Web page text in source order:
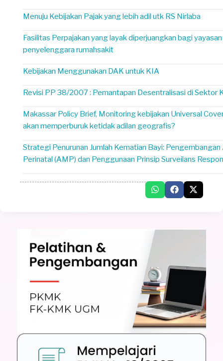
Menuju Kebijakan Pajak yang lebih adil utk RS Nirlaba
Fasilitas Perpajakan yang layak diperjuangkan bagi
penyelenggara rumahsakit
Kebijakan Menggunakan DAK untuk KIA
Revisi PP 38/2007 : Pemantapan Desentralisasi di Sektor
Makassar Policy Brief, Monitoring kebijakan Universal
akan memperburuk ketidak adilan geografis?
Strategi Penurunan Jumlah Kematian Bayi:
Perinatal (AMP) dan Penggunaan Prinsip Surveilans Respon